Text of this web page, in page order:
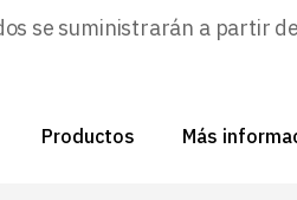
se suministrarán a partir
Productos Más